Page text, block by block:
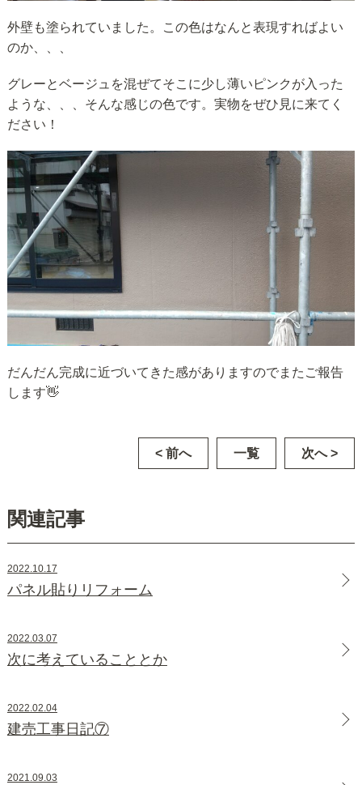
外壁も塗られていました。この色はなんと表現すればよい
のか、、、
グレーとベージュを混ぜてそこに少し薄いピンクが入った
ような、、、そんな感じの色です。実物をぜひ見に来てく
ださい！
だんだん完成に近づいてきた感がありますのでまたご報告
します👋
< 前へ 一覧 次へ >
関連記事
2022.10.17
パネル貼りリフォーム
2022.03.07
次に考えていることとか
2022.02.04
建売工事日記⑦
2021.09.03